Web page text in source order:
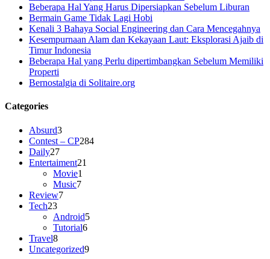
Beberapa Hal Yang Harus Dipersiapkan Sebelum Liburan
Bermain Game Tidak Lagi Hobi
Kenali 3 Bahaya Social Engineering dan Cara Mencegahnya
Kesempurnaan Alam dan Kekayaan Laut: Eksplorasi Ajaib di
Timur Indonesia
Beberapa Hal yang Perlu dipertimbangkan Sebelum Memiliki
Properti
Bernostalgia di Solitaire.org
Categories
Absurd3
Contest – CP284
Daily27
Entertaiment21
Movie1
Music7
Review7
Tech23
Android5
Tutorial6
Travel8
Uncategorized9